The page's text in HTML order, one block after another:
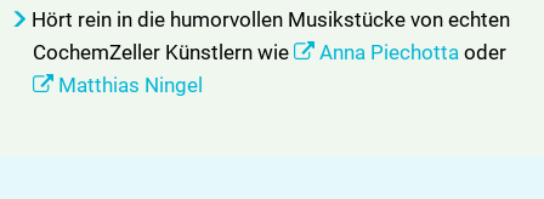
Hört rein in die humorvollen Musikstücke von echten
CochemZeller Künstlern wie
Anna Piechotta oder
Matthias Ningel